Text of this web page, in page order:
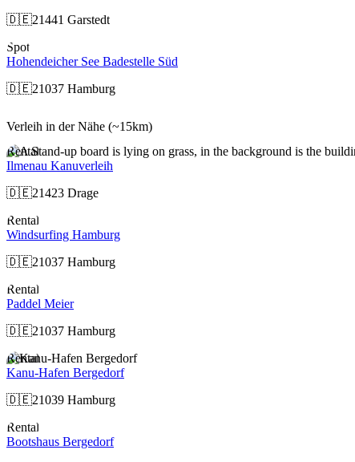
🇩🇪21441 Garstedt
Spot
Hohendeicher See Badestelle Süd
🇩🇪21037 Hamburg
Verleih in der Nähe (~15km)
Rental
Ilmenau Kanuverleih
🇩🇪21423 Drage
Rental
Windsurfing Hamburg
🇩🇪21037 Hamburg
Rental
Paddel Meier
🇩🇪21037 Hamburg
Rental
Kanu-Hafen Bergedorf
🇩🇪21039 Hamburg
Rental
Bootshaus Bergedorf